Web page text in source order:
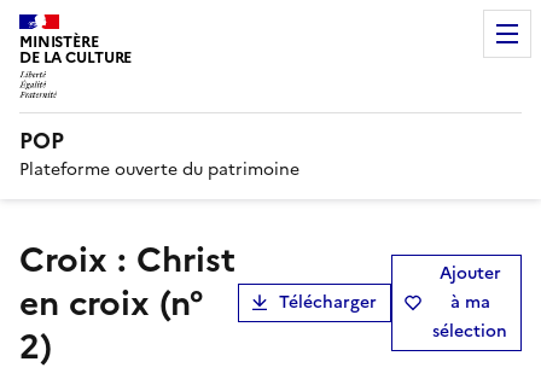
MINISTÈRE
DE LA CULTURE
POP
Plateforme ouverte du patrimoine
croix : Christ
en croix (n°
2)
Télécharger
Ajouter
à ma
sélection